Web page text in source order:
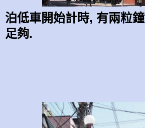
泊低車開始計時, 有兩粒
足夠.